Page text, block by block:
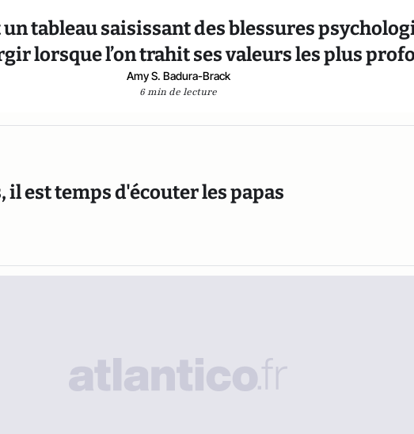
un tableau saisissant des blessures
lorsque l’on trahit ses valeurs les plus
Amy S. Badura-Brack
6 min de lecture
il est temps d'écouter les papas